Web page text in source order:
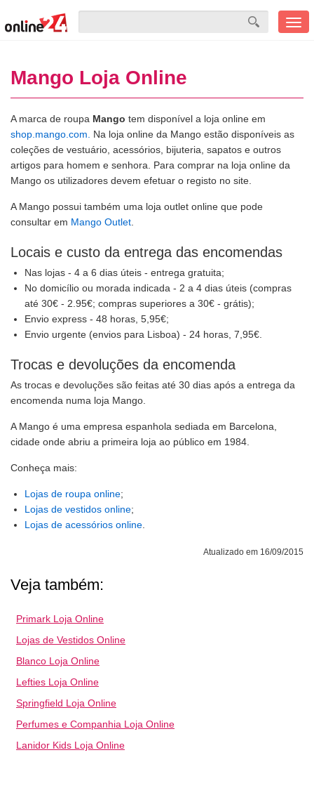
Mango Loja Online
A marca de roupa Mango tem disponível a loja online em
shop.mango.com.
Na loja online da Mango estão disponíveis as
coleções de vestuário, acessórios, bijuteria, sapatos e outros
artigos para homem e senhora. Para comprar na loja online da
Mango os utilizadores devem efetuar o registo no site.
A Mango possui também uma loja outlet online que pode
consultar em Mango Outlet
Locais e custo da entrega das encomendas
Nas lojas - 4 a 6 dias úteis - entrega gratuita;
No domicílio ou morada indicada - 2 a 4 dias úteis (compras
até 30€ - 2.95€; compras superiores a 30€ - grátis);
Envio express - 48 horas, 5,95€;
Envio urgente (envios para Lisboa) - 24 horas, 7,95€.
Trocas e devoluções da encomenda
As trocas e devoluções são feitas até 30 dias após a entrega da
encomenda numa loja Mango.
A Mango é uma empresa espanhola sediada em Barcelona,
cidade onde abriu a primeira loja ao público em 1984.
Conheça mais:
Lojas de roupa online;
Lojas de vestidos online;
Lojas de acessórios online
Atualizado em 16/09/2015
Veja também:
Primark Loja Online
Lojas de Vestidos Online
Blanco Loja Online
Lefties Loja Online
Springfield Loja Online
Perfumes e Companhia Loja Online
Lanidor Kids Loja Online